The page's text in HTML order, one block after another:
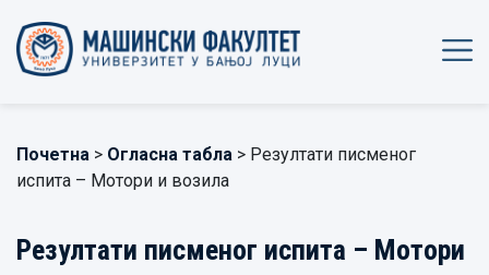
Почетна > Огласна табла > Резултати писменог
испита – Мотори и возила
Резултати писменог испита – Мотори